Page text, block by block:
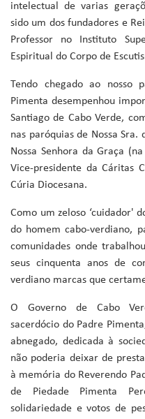
intelectual de varias
sido um dos fundadores e
Professor no Instituto
Espiritual do Corpo de
Tendo chegado ao nosso
Pimenta desempenhou
Santiago de Cabo Verde,
nas paróquias de Nossa
Nossa Senhora da Graça
Vice-presidente da Cáritas
Cúria Diocesana.
Como um zeloso ‘cuidador'
do homem cabo-verdiano,
comunidades onde
seus cinquenta anos de
verdiano marcas que
O Governo de Cabo
sacerdócio do Padre
abnegado, dedicada à
não poderia deixar de
à memória do Reverendo
de Piedade Pimenta
solidariedade e votos de